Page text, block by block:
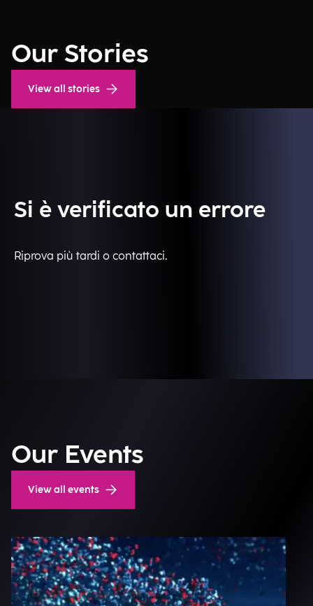
Our Stories
View all stories
Si è verificato un errore
Riprova più tardi o contattaci.
Our Events
View all events